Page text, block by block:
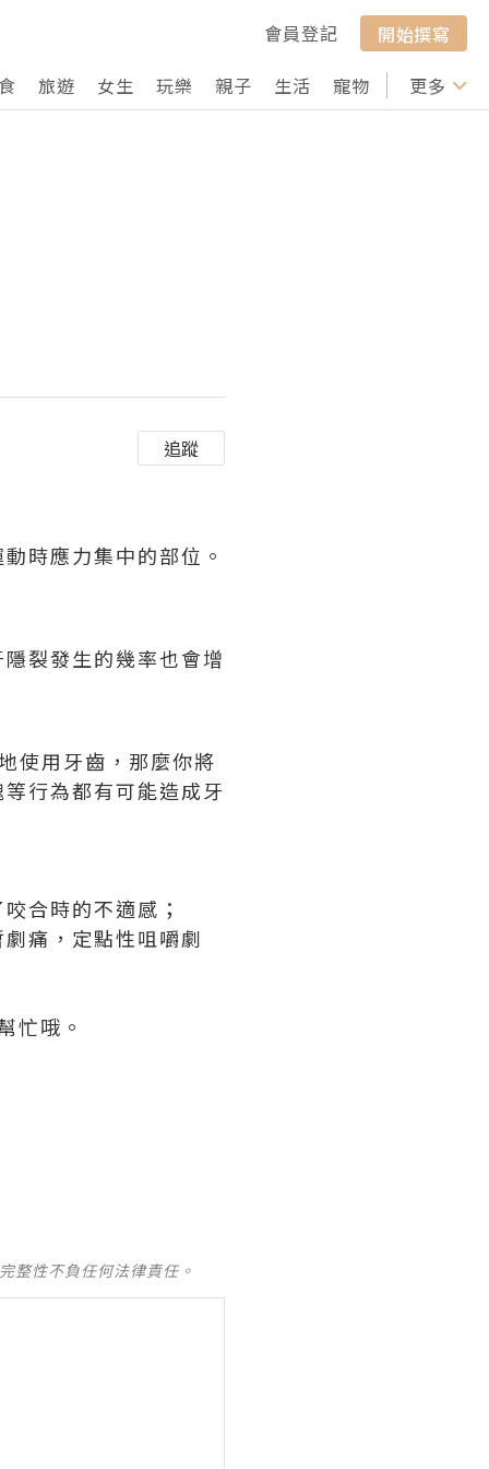
會員登記
開始撰寫
旅遊 女生 玩樂 親子 生活 寵物 行山 打卡
更多
追蹤
時應力集中的部位。
裂發生的幾率也會增
使用牙齒，那麼你將
行為都有可能造成牙
合時的不適感；
痛，定點性咀嚼劇
忙哦。
整性不負任何法律責任。